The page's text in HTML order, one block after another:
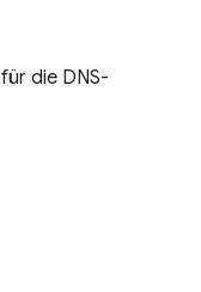
die DNS-